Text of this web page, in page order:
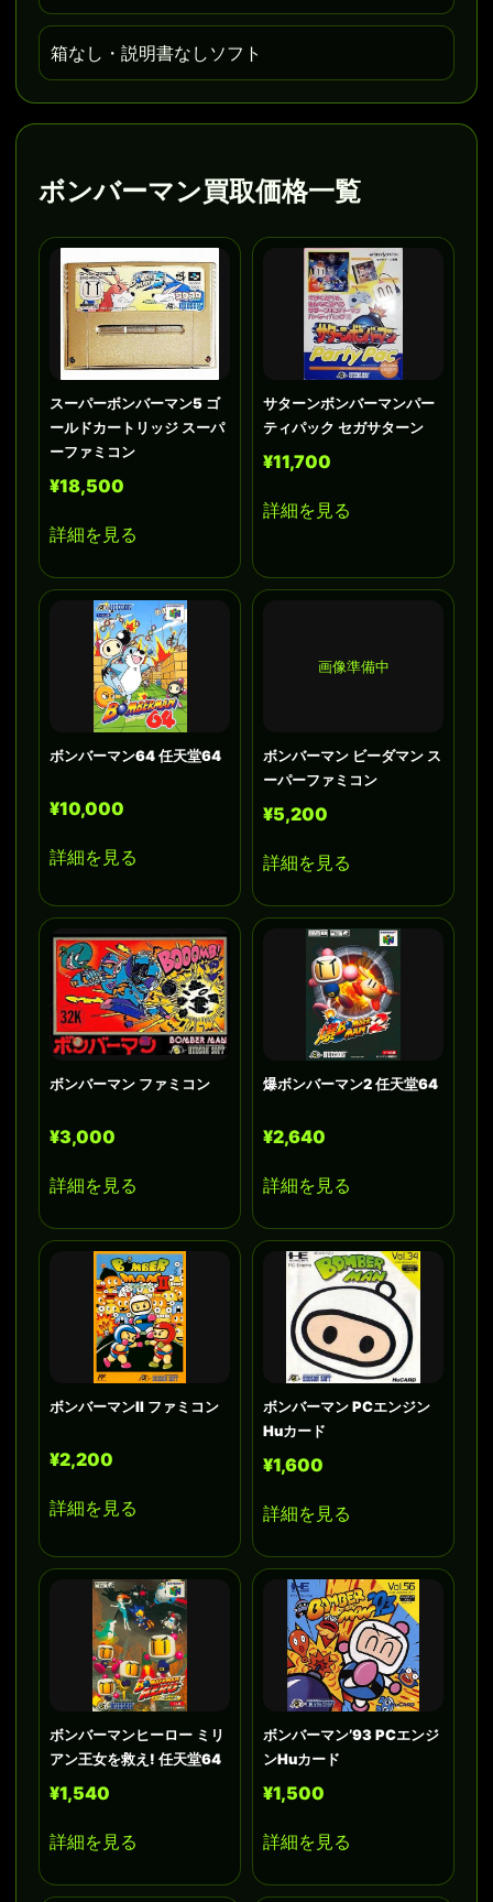
箱なし・説明書なしソフト
ボンバーマン買取価格一覧
スーパーボンバーマン5 ゴ
ールドカートリッジ スーパ
ーファミコン
¥18,500
詳細を見る
サターンボンバーマンパー
ティパック セガサターン
¥11,700
詳細を見る
ボンバーマン64 任天堂64
¥10,000
詳細を見る
画像準備中
ボンバーマン ビーダマン ス
ーパーファミコン
¥5,200
詳細を見る
ボンバーマン ファミコン
¥3,000
詳細を見る
爆ボンバーマン2 任天堂64
¥2,640
詳細を見る
ボンバーマンII ファミコン
¥2,200
詳細を見る
ボンバーマン PCエンジン
Huカード
¥1,600
詳細を見る
ボンバーマンヒーロー ミリ
アン王女を救え! 任天堂64
¥1,540
詳細を見る
ボンバーマン’93 PCエンジ
ンHuカード
¥1,500
詳細を見る